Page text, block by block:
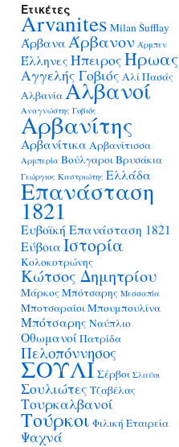
Ετικέτες
Arvanites Milan Šufflay
Άρβανα Άρβανον Άρμπεν
Έλληνες ΉπειροςΉρωας
Αγγελής Γοβιός Αλί Πασάς
ΑλβανίαΑλβανοί
Αναγνώστης Γοβιός
Αρβανίτης
Αρβανίτικα Αρβανίτισσα
Αρμπερία ΒούλγαροιΒρυσάκια
Γεώργιος Καστριώτης Ελλάδα
Επανάσταση
1821
Ευβοϊκή Επανάσταση 1821
Εύβοια Ιστορία
Κολοκοτρώνης
Κώτσος Δημητρίου
Μάρκος Μπότσαρης Μεσσαπία
ΜποτσαραίοιΜπουμπουλίνα
Μπότσαρης Ναύπλιο
ΟθωμανοίΠατρίδα
Πελοπόννησος
ΣΟΥΛΙ Σέρβοι Σλαύοι
Σουλιώτες Τζαβέλας
Τουρκαλβανοί
Τούρκοι Φιλική Εταιρεία
Ψαχνά